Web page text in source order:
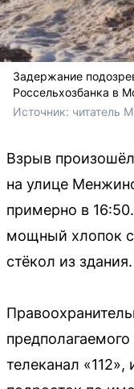
Задержание
Россельхозбанка в
Источник: читатель
Взрыв
на улице
примерно в
мощный хлопок
стёкол из здания.
телеканал